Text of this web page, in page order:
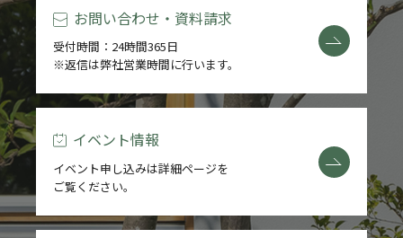
お問い合わせ・資料請求
受付時間：24時間365日
※返信は弊社営業時間に行います。
イベント情報
イベント申し込みは詳細ページを
ご覧ください。